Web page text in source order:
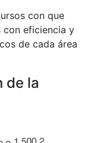
con que
con eficiencia y
de cada área
de la